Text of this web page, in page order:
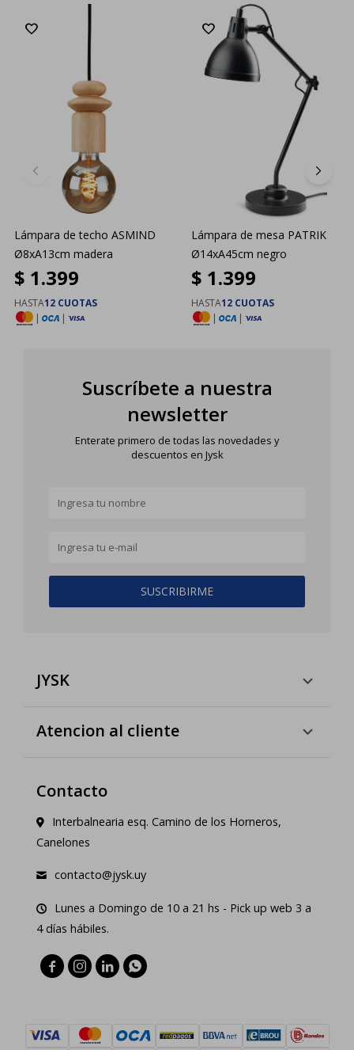
Lámpara de techo ASMIND
Ø8xA13cm madera
$ 1.399
HASTA12 CUOTAS
|
|
Lámpara de mesa PATRIK
Ø14xA45cm negro
$ 1.399
HASTA12 CUOTAS
|
|
Suscríbete a nuestra
newsletter
Enterate primero de todas las novedades y
descuentos en Jysk
SUSCRIBIRME
JYSK
Atencion al cliente
Contacto
Interbalnearia esq. Camino de los Horneros,
Canelones
contacto@jysk.uy
Lunes a Domingo de 10 a 21 hs - Pick up web 3 a
4 días hábiles.
   